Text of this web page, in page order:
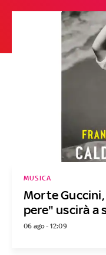
Morte
pere" uscirà a
MUSICA
06 ago - 12:09